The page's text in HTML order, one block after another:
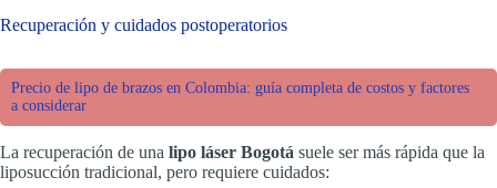
Recuperación y cuidados postoperatorios
Precio de lipo de brazos en Colombia: guía completa de costos y factores
a considerar
La recuperación de una lipo láser Bogotá suele ser más rápida que la
liposucción tradicional, pero requiere cuidados: